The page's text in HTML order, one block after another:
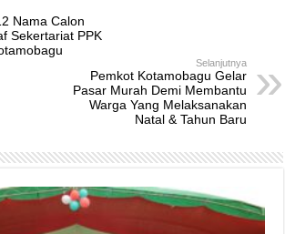
Nama Calon
Sekertariat PPK
Selanjutnya
Pemkot Kotamobagu Gelar
Pasar Murah Demi Membantu
Warga Yang Melaksanakan
Natal & Tahun Baru